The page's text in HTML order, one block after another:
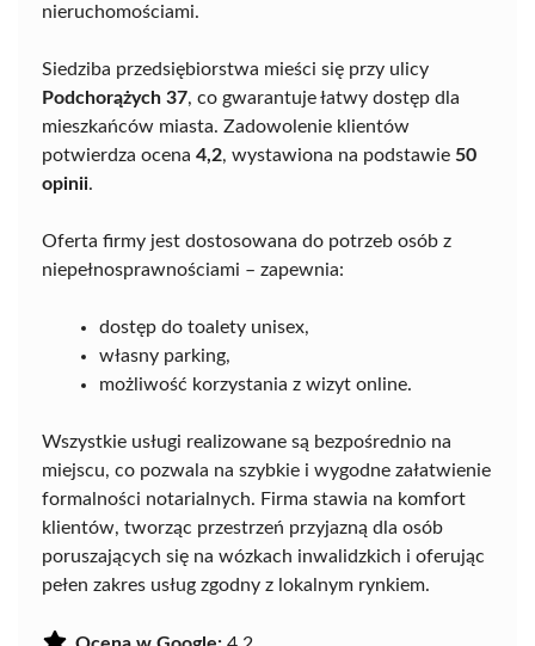
nieruchomościami.
Siedziba przedsiębiorstwa mieści się przy ulicy
Podchorążych 37, co gwarantuje łatwy dostęp dla
mieszkańców miasta. Zadowolenie klientów
potwierdza ocena 4,2, wystawiona na podstawie 50
opinii.
Oferta firmy jest dostosowana do potrzeb osób z
niepełnosprawnościami – zapewnia:
dostęp do toalety unisex,
własny parking,
możliwość korzystania z wizyt online.
Wszystkie usługi realizowane są bezpośrednio na
miejscu, co pozwala na szybkie i wygodne załatwienie
formalności notarialnych. Firma stawia na komfort
klientów, tworząc przestrzeń przyjazną dla osób
poruszających się na wózkach inwalidzkich i oferując
pełen zakres usług zgodny z lokalnym rynkiem.